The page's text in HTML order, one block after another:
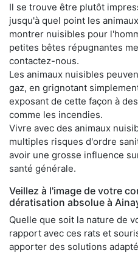
Il se trouve être plutôt
jusqu'à quel point les
montrer nuisibles pour
petites bêtes répugnantes
contactez-nous.
Les animaux nuisibles
gaz, en grignotant
exposant de cette façon à
comme les incendies.
Vivre avec des animaux
multiples risques d'ordre
avoir une grosse influence
santé générale.
Veillez à l'image de votre
dératisation absolue à
Quelle que soit la nature de
rapport avec ces rats et
apporter des solutions